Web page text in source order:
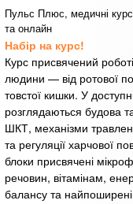
Пульс Плюс, медичні
та онлайн
Набір на курс!
Курс присвячений
людини — від ротової
товстої кишки. У
розглядаються будова
ШКТ, механізми
та регуляції харчової
блоки присвячені
речовин, вітамінам,
балансу та